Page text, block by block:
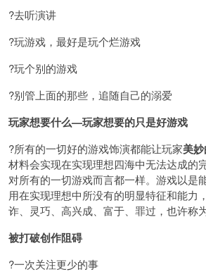
?去听演讲
?玩游戏，最好是玩个烂游戏
?玩个别的游戏
?别管上面的那些，追随自己的溺爱
玩家想要什么—玩家想要的只是好游戏
?所有的一切好的游戏饰演都能让玩家美
材料会实现在实现理想四海中无法达成的
对所有的一切游戏而言都一样。游戏以是
用在实现理想中所没有的明显特征和能力
诈、灵巧、高兴成、富于、罪过，也许称
被打破创作阻碍
?一次关注更少的事